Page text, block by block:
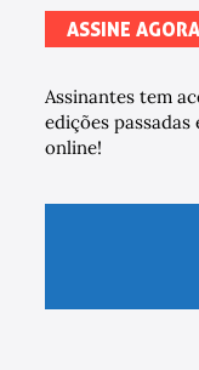
ASSINE
Assinantes tem
edições
online!